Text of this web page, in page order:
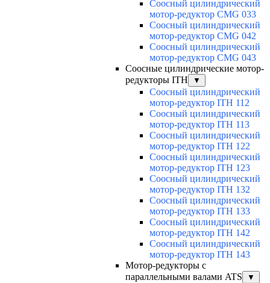
Соосный цилиндрический
мотор-редуктор CMG 033
Соосный цилиндрический
мотор-редуктор CMG 042
Соосный цилиндрический
мотор-редуктор CMG 043
Соосные цилиндрические мотор-
редукторы ITH
▼
Соосный цилиндрический
мотор-редуктор ITH 112
Соосный цилиндрический
мотор-редуктор ITH 113
Соосный цилиндрический
мотор-редуктор ITH 122
Соосный цилиндрический
мотор-редуктор ITH 123
Соосный цилиндрический
мотор-редуктор ITH 132
Соосный цилиндрический
мотор-редуктор ITH 133
Соосный цилиндрический
мотор-редуктор ITH 142
Соосный цилиндрический
мотор-редуктор ITH 143
Мотор-редукторы с
параллельными валами ATS
▼